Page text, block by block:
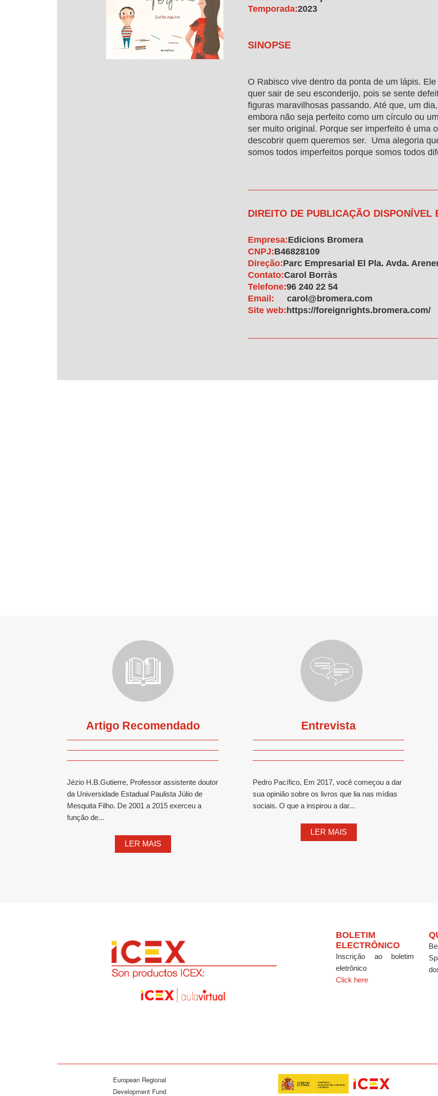
Temporada:2023
SINOPSE
O Rabisco vive dentro da ponta de um lápis.
quer sair de seu esconderijo, pois se sente
figuras maravilhosas passando. Até que, um
embora não seja perfeito como um círculo ou
ser muito original. Porque ser imperfeito é uma
descobrir quem queremos ser. Uma alegoria
somos todos imperfeitos porque somos todos
DIREITO DE PUBLICAÇÃO DISPONÍVEL
Empresa:Edicions Bromera
CNPJ:B46828109
Direção:Parc Empresarial El Pla. Avda.
Contato:Carol Borràs
Telefone:96 240 22 54
Email:
carol@bromera.com
Site web: https://foreignrights.bromera.com/
Artigo Recomendado
Jézio H.B.Gutierre, Professor assistente doutor
da Universidade Estadual Paulista Júlio de
Mesquita Filho. De 2001 a 2015 exerceu a
função de...
LER MAIS
Entrevista
Pedro Pacífico, Em 2017, você começou a dar
sua opinião sobre os livros que lia nas mídias
sociais. O que a inspirou a dar...
LER MAIS
BOLETIM
ELECTRÔNICO
Inscrição ao boletim
eletrônico
Click here
European Regional
Development Fund